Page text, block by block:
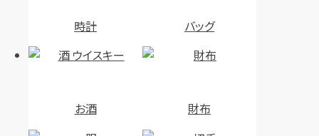
時計 バッグ
お酒 財布